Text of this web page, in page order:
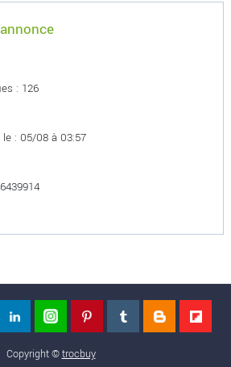
: 126
: 05/08 à 03:57
Copyright ©trocbuy